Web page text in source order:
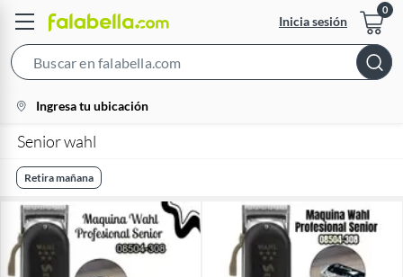
Inicia sesión
Bar
location-
icon
Ingresa tu ubicación
Senior wahl
Retira mañana